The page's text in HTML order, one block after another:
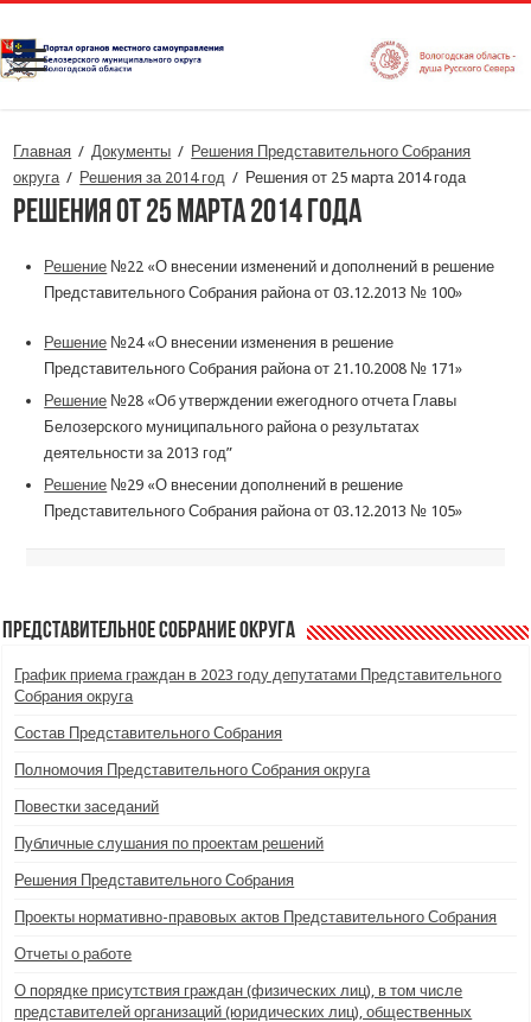
Главная / Документы / Решения Представительного Собрания
округа / Решения за 2014 год / Решения от 25 марта 2014 года
Решения от 25 марта 2014 года
Решение №22 «О внесении изменений и дополнений в решение
Представительного Собрания района от 03.12.2013 № 100»
Решение №24 «О внесении изменения в решение
Представительного Собрания района от 21.10.2008 № 171»
Решение №28 «Об утверждении ежегодного отчета Главы
Белозерского муниципального района о результатах
деятельности за 2013 год”
Решение №29 «О внесении дополнений в решение
Представительного Собрания района от 03.12.2013 № 105»
Представительное Собрание округа
График приема граждан в 2023 году депутатами Представительного
Собрания округа
Состав Представительного Собрания
Полномочия Представительного Собрания округа
Повестки заседаний
Публичные слушания по проектам решений
Решения Представительного Собрания
Проекты нормативно-правовых актов Представительного Собрания
Отчеты о работе
О порядке присутствия граждан (физических лиц), в том числе
представителей организаций (юридических лиц), общественных